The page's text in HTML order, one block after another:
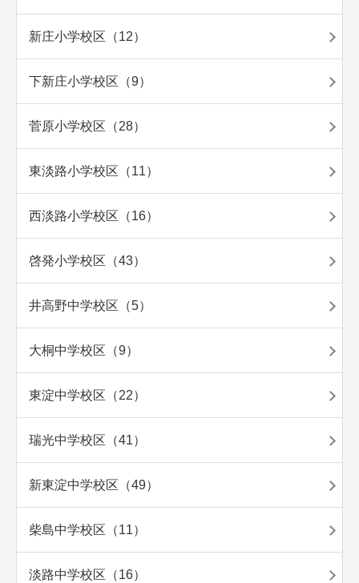
新庄小学校区（12）
下新庄小学校区（9）
菅原小学校区（28）
東淡路小学校区（11）
西淡路小学校区（16）
啓発小学校区（43）
井高野中学校区（5）
大桐中学校区（9）
東淀中学校区（22）
瑞光中学校区（41）
新東淀中学校区（49）
柴島中学校区（11）
淡路中学校区（16）